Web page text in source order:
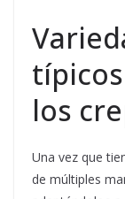
los
Una vez que
de múltiples